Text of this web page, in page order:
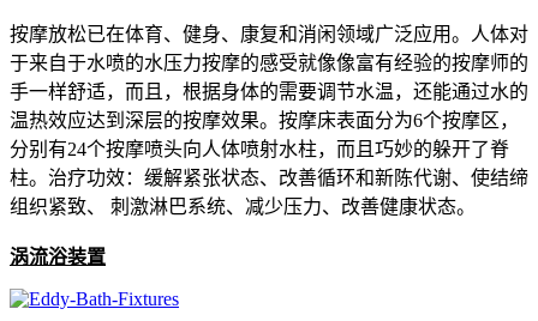
按摩放松已在体育、健身、康复和消闲领域广泛应用。人体对
于来自于水喷的水压力按摩的感受就像像富有经验的按摩师的
手一样舒适，而且，根据身体的需要调节水温，还能通过水的
温热效应达到深层的按摩效果。按摩床表面分为6个按摩区，
分别有24个按摩喷头向人体喷射水柱，而且巧妙的躲开了脊
柱。治疗功效：缓解紧张状态、改善循环和新陈代谢、使结缔
组织紧致、 刺激淋巴系统、减少压力、改善健康状态。
涡流浴装置